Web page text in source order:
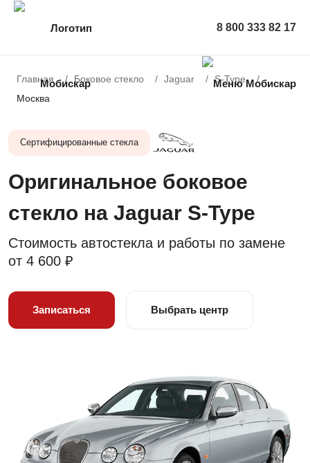
8 800 333 82 17
Главная Боковое стекло Jaguar
S-Type
Москва
Сертифицированные стекла
Оригинальное боковое
стекло на Jaguar S-Type
Стоимость автостекла и работы по замене
от 4 600 ₽
Записаться Выбрать центр